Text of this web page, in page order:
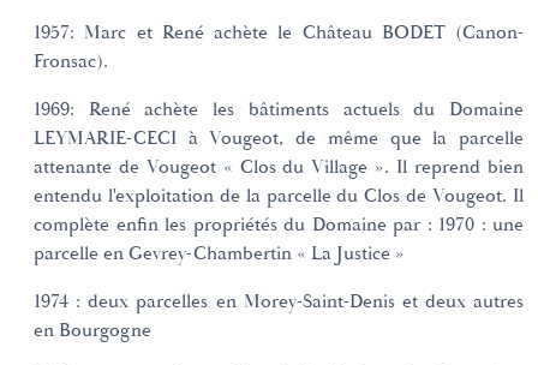
1957: Marc et René achète le Château BODET (Canon-
Fronsac).
1969: René achète les bâtiments actuels du Domaine
LEYMARIE-CECI à Vougeot, de même que la parcelle
attenante de Vougeot « Clos du Village ». Il reprend bien
entendu l'exploitation de la parcelle du Clos de Vougeot. Il
complète enfin les propriétés du Domaine par : 1970 : une
parcelle en Gevrey-Chambertin « La Justice »
1974 : deux parcelles en Morey-Saint-Denis et deux autres
en Bourgogne